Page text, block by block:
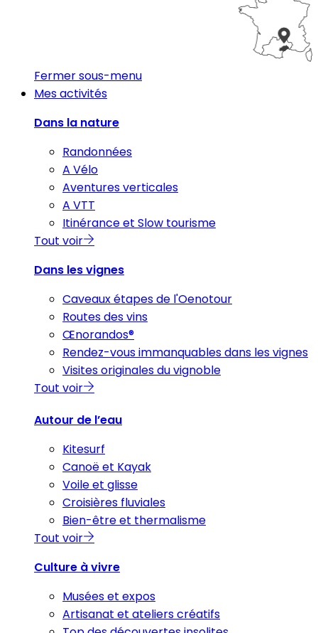
Fermer sous-menu
Mes activités
Dans la nature
Randonnées
A Vélo
Aventures verticales
A VTT
Itinérance et Slow tourisme
Tout voir
Dans les vignes
Caveaux étapes de l'Oenotour
Routes des vins
Œnorandos®
Rendez-vous immanquables dans les vignes
Visites originales du vignoble
Tout voir
Autour de l’eau
Kitesurf
Canoë et Kayak
Voile et glisse
Croisières fluviales
Bien-être et thermalisme
Tout voir
Culture à vivre
Musées et expos
Artisanat et ateliers créatifs